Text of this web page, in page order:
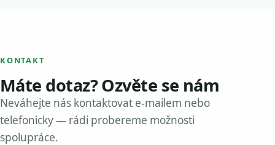
KONTAKT
Máte dotaz? Ozvěte se nám
Neváhejte nás kontaktovat e-mailem nebo
telefonicky — rádi probereme možnosti
spolupráce.